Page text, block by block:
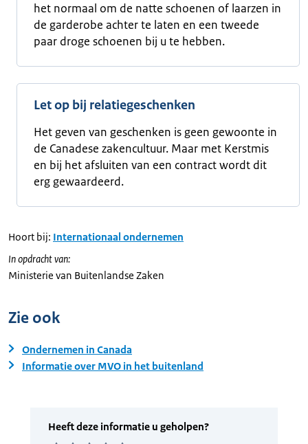
het normaal om de natte schoenen of laarzen in
de garderobe achter te laten en een tweede
paar droge schoenen bij u te hebben.
Let op bij relatiegeschenken
Het geven van geschenken is geen gewoonte in
de Canadese zakencultuur. Maar met Kerstmis
en bij het afsluiten van een contract wordt dit
erg gewaardeerd.
Hoort bij: Internationaal ondernemen
In opdracht van:
Ministerie van Buitenlandse Zaken
Zie ook
Ondernemen in Canada
Informatie over MVO in het buitenland